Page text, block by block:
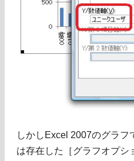
しかしExcel 2007のグラフ
は存在した［グラフオプシ